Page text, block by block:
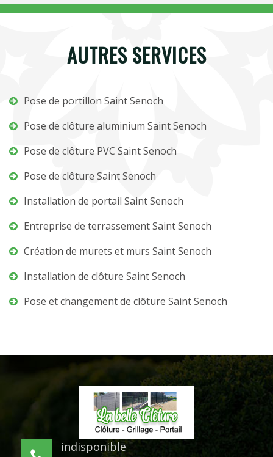
AUTRES SERVICES
Pose de portillon Saint Senoch
Pose de clôture aluminium Saint Senoch
Pose de clôture PVC Saint Senoch
Pose de clôture Saint Senoch
Installation de portail Saint Senoch
Entreprise de terrassement Saint Senoch
Création de murets et murs Saint Senoch
Installation de clôture Saint Senoch
Pose et changement de clôture Saint Senoch
indisponible